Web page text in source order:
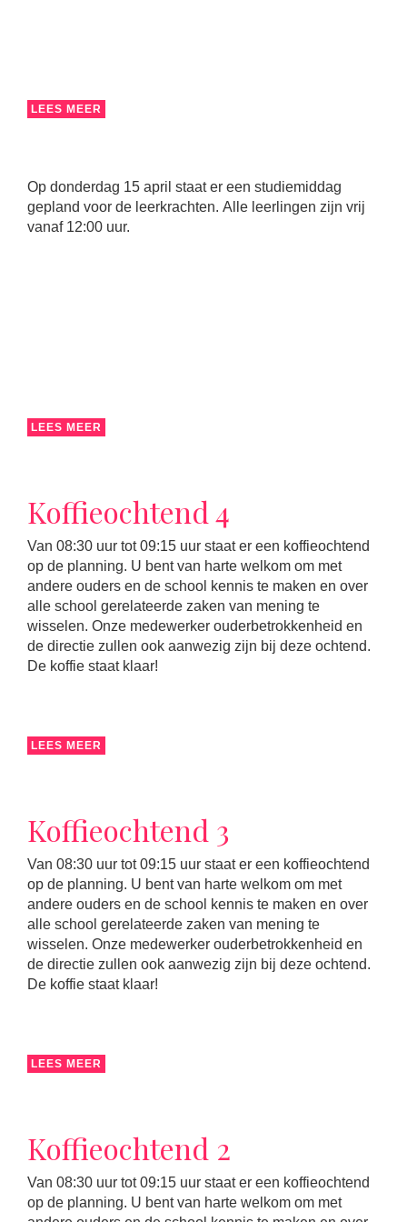
LEES MEER
Op donderdag 15 april staat er een studiemiddag
gepland voor de leerkrachten. Alle leerlingen zijn vrij
vanaf 12:00 uur.
LEES MEER
Koffieochtend 4
Van 08:30 uur tot 09:15 uur staat er een koffieochtend
op de planning. U bent van harte welkom om met
andere ouders en de school kennis te maken en over
alle school gerelateerde zaken van mening te
wisselen. Onze medewerker ouderbetrokkenheid en
de directie zullen ook aanwezig zijn bij deze ochtend.
De koffie staat klaar!
LEES MEER
Koffieochtend 3
Van 08:30 uur tot 09:15 uur staat er een koffieochtend
op de planning. U bent van harte welkom om met
andere ouders en de school kennis te maken en over
alle school gerelateerde zaken van mening te
wisselen. Onze medewerker ouderbetrokkenheid en
de directie zullen ook aanwezig zijn bij deze ochtend.
De koffie staat klaar!
LEES MEER
Koffieochtend 2
Van 08:30 uur tot 09:15 uur staat er een koffieochtend
op de planning. U bent van harte welkom om met